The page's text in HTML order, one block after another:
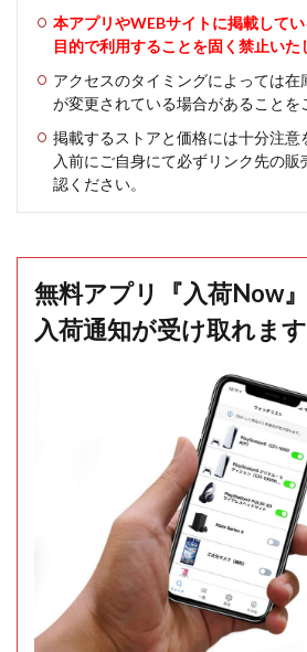
本アプリやWEBサイトに掲載して
目的で利用することを固く禁止いた
アクセスのタイミングによっては
が変更されている場合があることを
掲載するストアと価格には十分注意
入前にご自身にて必ずリンク先の
認ください。
無料アプリ『入荷Now
入荷通知が受け取れます